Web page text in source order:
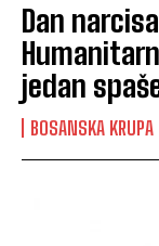
Dan
jedan
BOSANSKA KRUPA